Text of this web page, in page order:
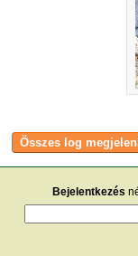
Bejelentkezés